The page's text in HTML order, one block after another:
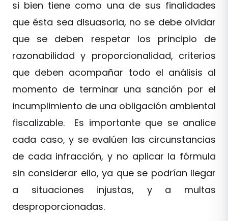
si bien tiene como una de sus finalidades
que ésta sea disuasoria, no se debe olvidar
que se deben respetar los principio de
razonabilidad y proporcionalidad, criterios
que deben acompañar todo el análisis al
momento de terminar una sanción por el
incumplimiento de una obligación ambiental
fiscalizable. Es importante que se analice
cada caso, y se evalúen las circunstancias
de cada infracción, y no aplicar la fórmula
sin considerar ello, ya que se podrían llegar
a situaciones injustas, y a multas
desproporcionadas.